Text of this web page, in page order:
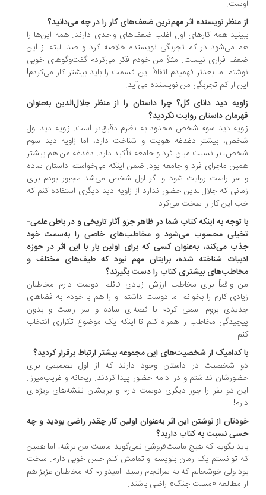
منظر نویسنده اثر مهم‌ترین ضعف‌های کار را در چه می‌دانید؟
همه کارهای اول اغلب ضعف‌های واحدی دارند. همه این‌ها را
می‌شود در کم ‌تجربگی نویسنده خلاصه کرد و صد البته از این
فراری نیست. مثلاً من خودم فکر می‌کردم گفت‌وگوهای خوبی
اما بعدتر فهمیدم اتفاقاً این قسمت را باید بیشتر کار می‌کردم!
از کم‌ تجربگی من نویسنده می‌آید.
دید دانای کل؟ چرا داستان را از منظر جلال‌الدین به‌عنوان
داستان روایت نکردید؟
دید سوم شخص محدود به نظرم دقیق‌تر است. زاویه دید اول
بیشتر دغدغه هویت و شناخت دارد، اما زاویه دید سوم
بر نسبت میان فرد و جامعه تأکید دارد. دغدغه من هم بیشتر
ماجرای فرد و جامعه بود. ضمن اینکه می‌خواستم داستان ساده
سر راست روایت شود و اگر اول شخص می‌شد مجبور بودم برای
که جلال‌الدین حضور ندارد از زاویه دید دیگری استفاده کنم که
این کار را سخت می‌کرد.
توجه به اینکه کتاب شما در ظاهر جزو آثار تاریخی و در باطن علمی-
محسوب می‌شود و مخاطب‌های خاصی را به‌سمت خود
می‌کند، به‌عنوان کسی که برای اولین بار با این اثر در حوزه
شناخته شده، برایتان مهم نبود که طیف‌های مختلف و
بیشتری کتاب را دست بگیرند؟
واقعاً برای مخاطب ارزش زیادی قائلم. دوست دارم مخاطبان
کارم را بخوانم اما دوست داشتم او را هم با خودم به فضاهای
بروم. سعی کردم با قصه‌ای ساده و سر راست و بدون
مخاطب را همراه کنم تا اینکه یک موضوع تکراری انتخاب
کدامیک از شخصیت‌های این مجموعه بیشتر ارتباط برقرار کردید؟
شخصیت در داستان وجود دارند که از اول تصمیمی برای
نداشتم و در ادامه حضور پیدا کردند. ریحانه و غریب‌میرزا.
دو نفر را جور دیگری دوست دارم و برایشان نقشه‌های ویژه‌ای
از نوشتن این اثر به‌عنوان اولین کار چقدر راضی بودید و چه
نسبت به کتاب دارید؟
بگویم که هیچ ماست‌فروشی نمی‌گوید ماست من ترشه! اما همین
توانستم یک رمان بنویسم و تمامش کنم حس خوبی دارم. سخت
ولی خوشحالم که به سرانجام رسید. امیدوارم که مخاطبان عزیز هم
مطالعه «مست جنگ» راضی باشند.